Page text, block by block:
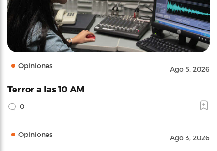
Opiniones Ago 5, 2026
Terror a las 10 AM
0
Opiniones Ago 3, 2026